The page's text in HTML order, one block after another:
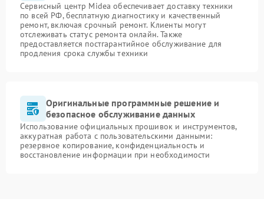
Сервисный центр Midea обеспечивает доставку техники
по всей РФ, бесплатную диагностику и качественный
ремонт, включая срочный ремонт. Клиенты могут
отслеживать статус ремонта онлайн. Также
предоставляется постгарантийное обслуживание для
продления срока службы техники
Оригинальные программные решение и
безопасное обслуживание данных
Использование официальных прошивок и инструментов,
аккуратная работа с пользовательскими данными:
резервное копирование, конфиденциальность и
восстановление информации при необходимости